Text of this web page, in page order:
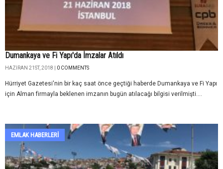
Dumankaya ve Fi Yapı'da İmzalar Atıldı
HAZIRAN 21ST, 2018 | 0 COMMENTS
Hürriyet Gazetesi'nin bir kaç saat önce geçtiği haberde Dumankaya ve Fi Yapı
için Alman firmayla beklenen imzanın bugün atılacağı bilgisi verilmişti....
EMLAK HABERLERI